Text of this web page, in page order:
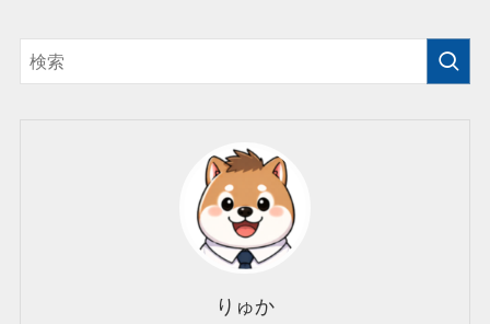
りゅか